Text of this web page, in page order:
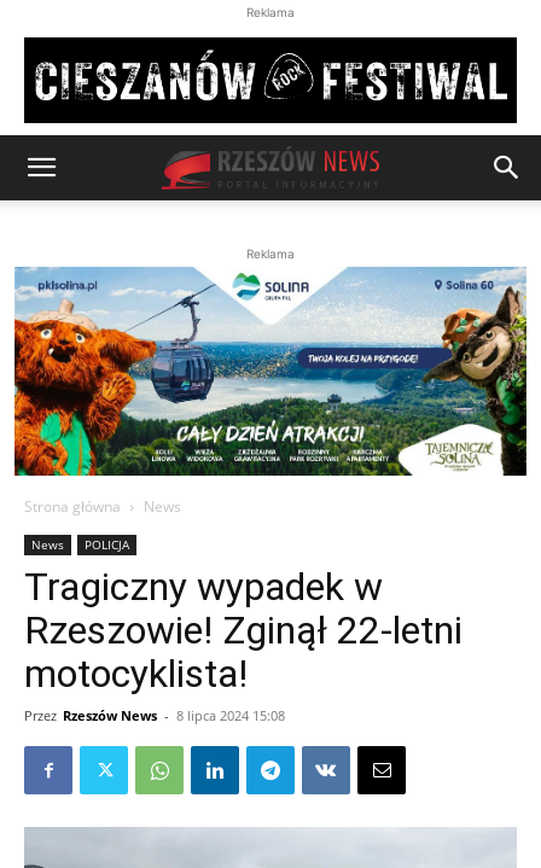
Reklama
Reklama
Strona główna News
News POLICJA
Tragiczny wypadek w
Rzeszowie! Zginął 22-letni
motocyklista!
Przez Rzeszów News - 8 lipca 2024 15:08